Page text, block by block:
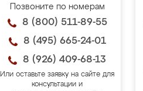
Позвоните по номерам
8 (800) 511-89-55
8 (495) 665-24-01
8 (926) 409-68-13
Или оставьте заявку на сайте для
консультации и